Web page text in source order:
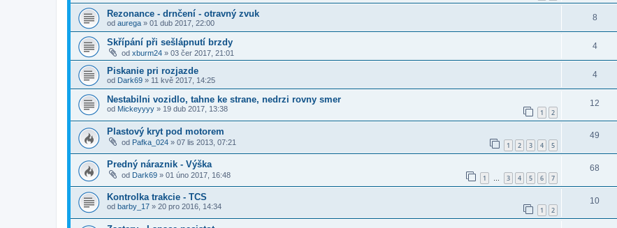
Rezonance - drnčení - otravný zvuk
od aurega » 01 dub 2017, 22:00
8
Skřípání při sešlápnutí brzdy
od xburm24 » 03 čer 2017, 21:01
4
Piskanie pri rozjazde
od Dark69 » 11 kvě 2017, 14:25
4
Nestabilni vozidlo, tahne ke strane, nedrzi rovny smer
od Mickeyyyy » 19 dub 2017, 13:38 1 2
12
Plastový kryt pod motorem
od Pafka_024 » 07 lis 2013, 07:21 1 2 3 4 5
49
Predný náraznik - Výška
od Dark69 » 01 úno 2017, 16:48 1 … 3 4 5 6 7
68
Kontrolka trakcie - TCS
od barby_17 » 20 pro 2016, 14:34 1 2
10